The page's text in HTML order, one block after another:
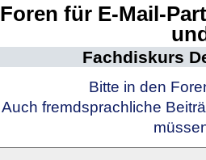
Foren für E-Mail-
Fachdiskurs
Bitte in den
Auch fremdsprachliche